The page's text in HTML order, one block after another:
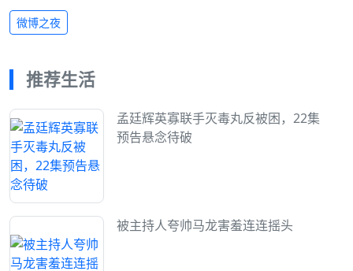
微博之夜
推荐生活
孟廷辉英寡联手灭毒丸反被困，22集
预告悬念待破
被主持人夸帅马龙害羞连连摇头